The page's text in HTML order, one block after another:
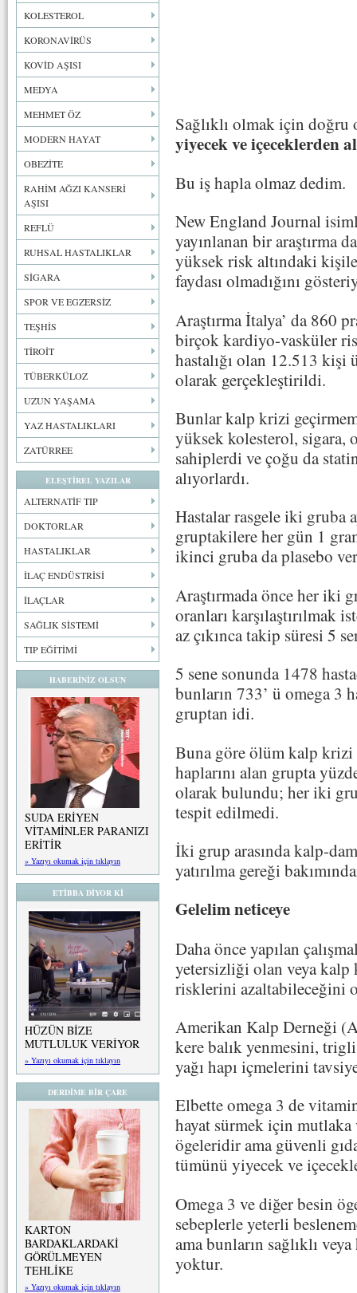
KOLESTEROL
KORONAVİRÜS
KOVİD AŞISI
MEDYA
MEHMET ÖZ
MODERN HAYAT
OBEZİTE
RAHİM AĞZI KANSERİ
AŞISI
REFLÜ
RUHSAL HASTALIKLAR
SİGARA
SPOR VE EGZERSİZ
TEŞHİS
TİROİT
TÜBERKÜLOZ
UZUN YAŞAMA
YAZ HASTALIKLARI
ZATÜRREE
ELEŞTİREL YAZILAR
ALTERNATİF TIP
DOKTORLAR
HASTALIKLAR
İLAÇ ENDÜSTRİSİ
İLAÇLAR
SAĞLIK SİSTEMİ
TIP EĞİTİMİ
HABERİNİZ OLSUN
SUDA ERİYEN
VİTAMİNLER PARANIZI
ERİTİR
» Yazıyı okumak için tıklayın
ETİBBA DİYOR Kİ
HÜZÜN BİZE
MUTLULUK VERİYOR
» Yazıyı okumak için tıklayın
DERDİME BİR ÇARE
KARTON
BARDAKLARDAKİ
GÖRÜLMEYEN
TEHLİKE
» Yazıyı okumak için tıklayın
Sağlıklı olmak için doğru
yiyecek ve içeceklerden
Bu iş hapla olmaz dedim.
New England Journal
yayınlanan bir araştırma
yüksek risk altındaki
faydası olmadığını
Araştırma İtalya’ da 860
birçok kardiyo-vasküler
hastalığı olan 12.513
olarak gerçekleştirildi.
Bunlar kalp krizi
yüksek kolesterol, sigara,
sahiplerdi ve çoğu da
alıyorlardı.
Hastalar rasgele iki gruba
gruptakilere her gün 1
ikinci gruba da plasebo
Araştırmada önce her iki
oranları karşılaştırılmak
az çıkınca takip süresi 5
5 sene sonunda 1478
bunların 733’ ü omega 3
gruptan idi.
Buna göre ölüm kalp krizi
haplarını alan grupta
olarak bulundu; her iki
tespit edilmedi.
İki grup arasında kalp-
yatırılma gereği
Gelelim neticeye
Daha önce yapılan
yetersizliği olan veya
risklerini azaltabileceğini
Amerikan Kalp Derneği
kere balık yenmesini,
yağı hapı içmelerini
Elbette omega 3 de
hayat sürmek için
ögeleridir ama güvenli
tümünü yiyecek ve
Omega 3 ve diğer besin
sebeplerle yeterli
ama bunların sağlıklı
yoktur.